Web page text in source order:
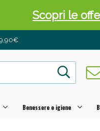
Benessere e igiene
Scopri le